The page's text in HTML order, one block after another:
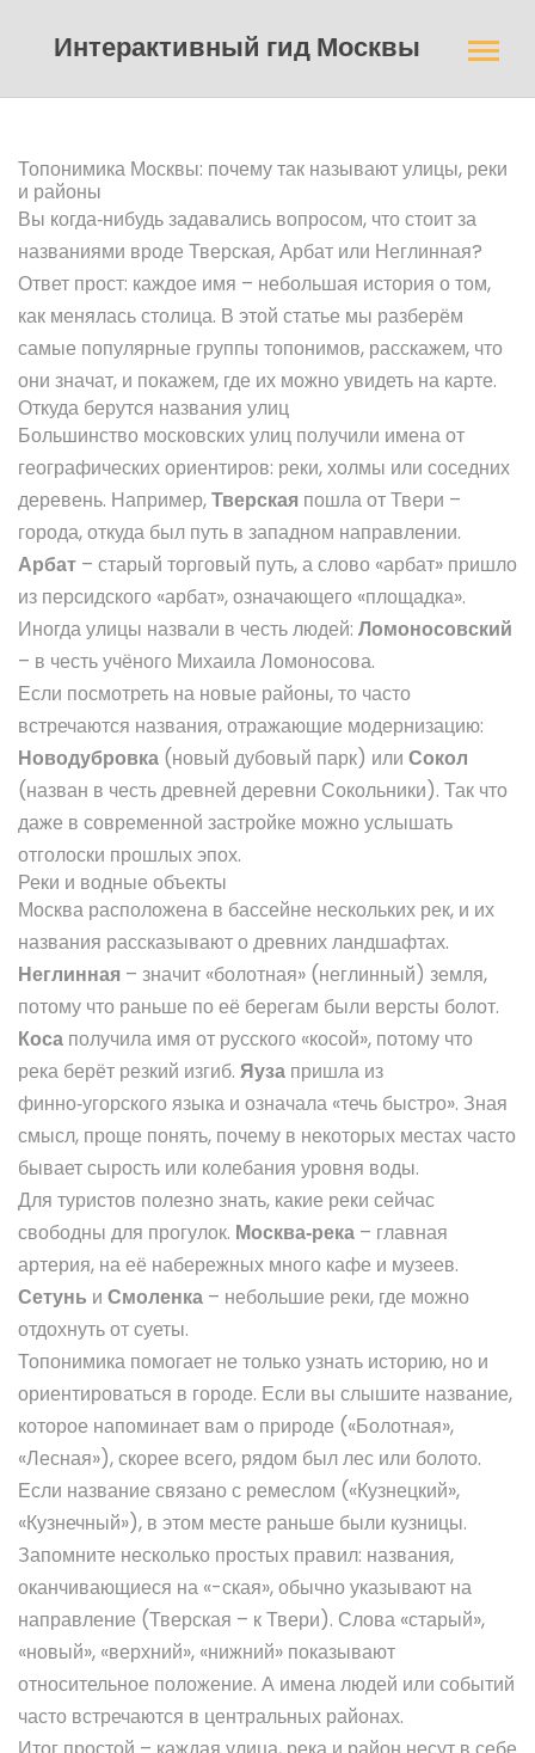
Интерактивный гид Москвы
Топонимика Москвы: почему так называют улицы, реки
и районы
Вы когда‑нибудь задавались вопросом, что стоит за
названиями вроде Тверская, Арбат или Неглинная?
Ответ прост: каждое имя – небольшая история о том,
как менялась столица. В этой статье мы разберём
самые популярные группы топонимов, расскажем, что
они значат, и покажем, где их можно увидеть на карте.
Откуда берутся названия улиц
Большинство московских улиц получили имена от
географических ориентиров: реки, холмы или соседних
деревень. Например,Тверская пошла от Твери –
города, откуда был путь в западном направлении.
Арбат – старый торговый путь, а слово «арбат» пришло
из персидского «арбат», означающего «площадка».
Иногда улицы назвали в честь людей: Ломоносовский
– в честь учёного Михаила Ломоносова.
Если посмотреть на новые районы, то часто
встречаются названия, отражающие модернизацию:
Новодубровка (новый дубовый парк) или Сокол
(назван в честь древней деревни Сокольники). Так что
даже в современной застройке можно услышать
отголоски прошлых эпох.
Реки и водные объекты
Москва расположена в бассейне нескольких рек, и их
названия рассказывают о древних ландшафтах.
Неглинная – значит «болотная» (неглинный) земля,
потому что раньше по её берегам были версты болот.
Коса получила имя от русского «косой», потому что
река берёт резкий изгиб. Яуза пришла из
финно‑угорского языка и означала «течь быстро». Зная
смысл, проще понять, почему в некоторых местах часто
бывает сырость или колебания уровня воды.
Для туристов полезно знать, какие реки сейчас
свободны для прогулок. Москва‑река – главная
артерия, на её набережных много кафе и музеев.
Сетунь и Смоленка – небольшие реки, где можно
отдохнуть от суеты.
Топонимика помогает не только узнать историю, но и
ориентироваться в городе. Если вы слышите название,
которое напоминает вам о природе («Болотная»,
«Лесная»), скорее всего, рядом был лес или болото.
Если название связано с ремеслом («Кузнецкий»,
«Кузнечный»), в этом месте раньше были кузницы.
Запомните несколько простых правил: названия,
оканчивающиеся на «-ская», обычно указывают на
направление (Тверская – к Твери). Слова «старый»,
«новый», «верхний», «нижний» показывают
относительное положение. А имена людей или событий
часто встречаются в центральных районах.